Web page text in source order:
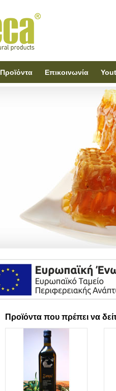
Προϊόντα Επικοινωνία
Προϊόντα που πρέπει να